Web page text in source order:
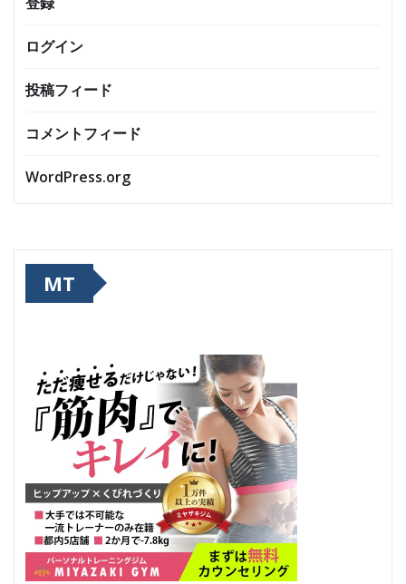
ログイン
投稿フィード
コメントフィード
WordPress.org
MT